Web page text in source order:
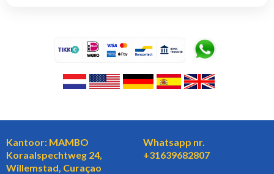
Kantoor: MAMBO
Koraalspechtweg 24,
Willemstad, Curaçao
Whatsapp nr.
+31639682807